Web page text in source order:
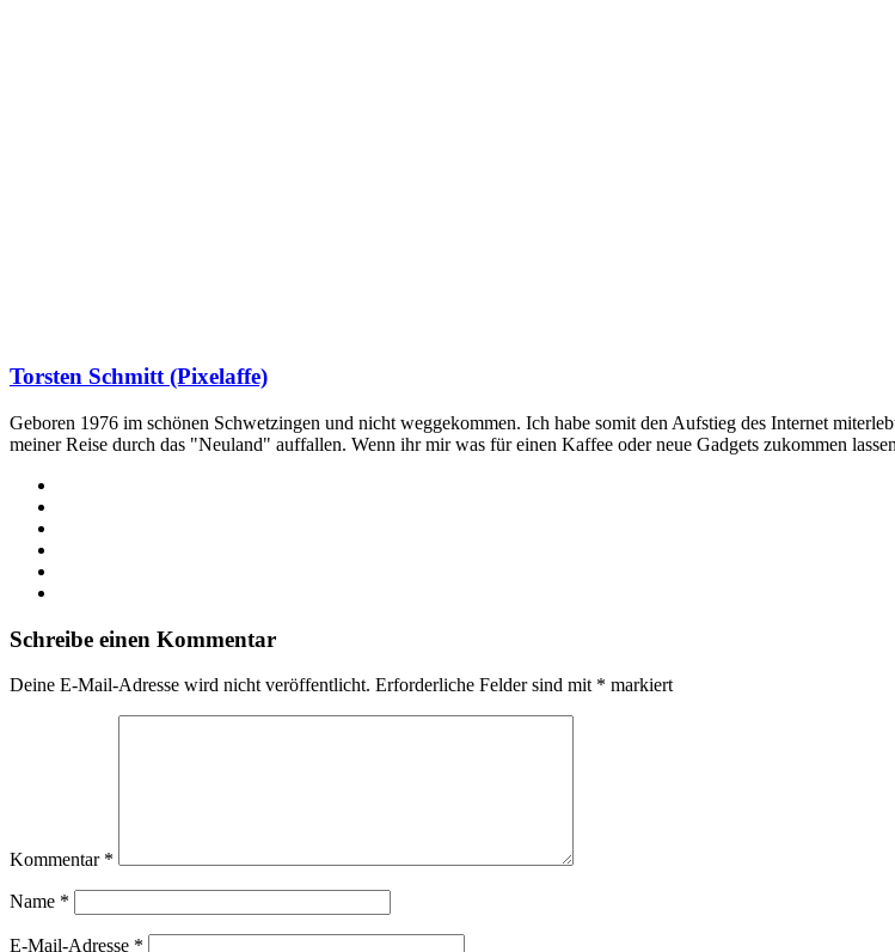
Torsten Schmitt (Pixelaffe)
Geboren 1976 im schönen Schwetzingen und nicht weggekommen. Ich habe somit den Aufstieg des Internet
meiner Reise durch das "Neuland" auffallen. Wenn ihr mir was für einen Kaffee oder neue Gadgets zukommen
Schreibe einen Kommentar
Deine E-Mail-Adresse wird nicht veröffentlicht. Erforderliche Felder sind mit * markiert
Kommentar *
Name *
E-Mail-Adresse *